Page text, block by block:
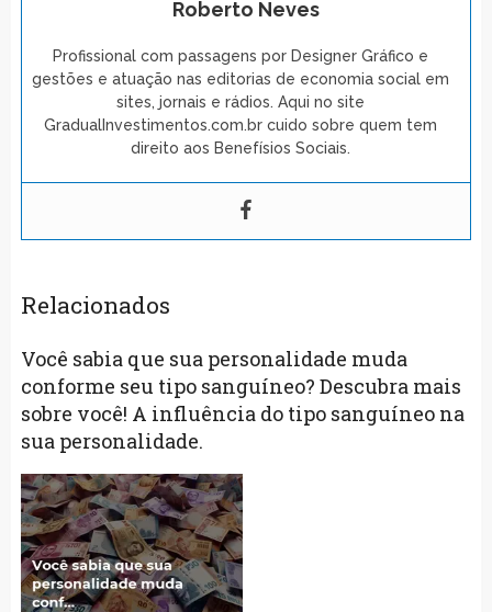
Roberto Neves
Profissional com passagens por Designer Gráfico e
gestões e atuação nas editorias de economia social em
sites, jornais e rádios. Aqui no site
GradualInvestimentos.com.br cuido sobre quem tem
direito aos Benefísios Sociais.
Relacionados
Você sabia que sua personalidade muda
conforme seu tipo sanguíneo? Descubra mais
sobre você! A influência do tipo sanguíneo na
sua personalidade.